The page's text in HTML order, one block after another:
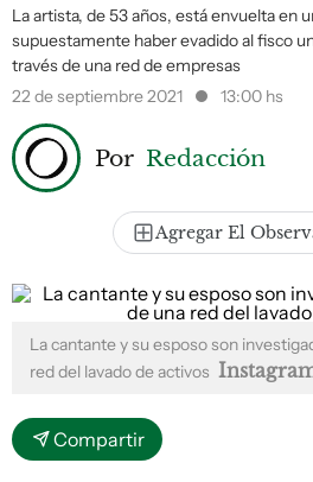
La artista, de 53 años, está envuelta en
supuestamente haber evadido al fisco
través de una red de empresas
22 de septiembre 2021
13:00 hs
Por Redacción
Agregar El
La cantante y su esposo son
red del lavado de activos
Compartir